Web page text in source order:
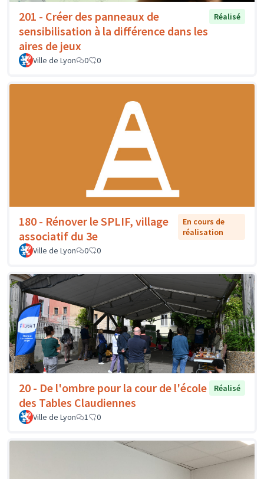
201 - Créer des panneaux de
sensibilisation à la différence dans les
aires de jeux
Réalisé
Ville de Lyon 0 0
180 - Rénover le SPLIF, village
associatif du 3e
En cours de
réalisation
Ville de Lyon
0 0
20 - De l'ombre pour la cour de l'école
des Tables Claudiennes
Réalisé
Ville de Lyon 1 0